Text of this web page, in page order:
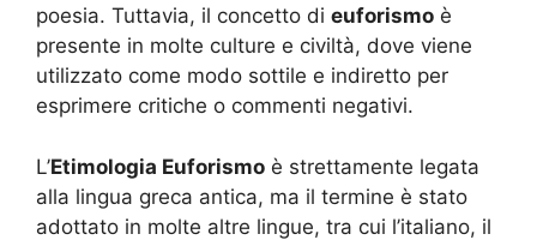
poesia. Tuttavia, il concetto di euforismo è
presente in molte culture e civiltà, dove viene
utilizzato come modo sottile e indiretto per
esprimere critiche o commenti negativi.
L’Etimologia Euforismo è strettamente legata
alla lingua greca antica, ma il termine è stato
adottato in molte altre lingue, tra cui l’italiano, il